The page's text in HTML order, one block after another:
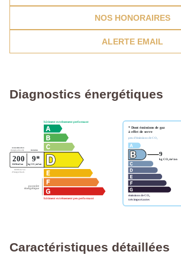
NOS HONORAIRES
ALERTE EMAIL
Diagnostics énergétiques
Caractéristiques détaillées